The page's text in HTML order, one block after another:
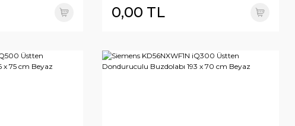
0,00 TL